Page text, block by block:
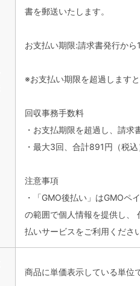
書を郵送いたします。
お支払い期限:請求書発行から
※お支払い期限を超過します
回収事務手数料
・お支払期限を超過し、請
・最大3回、合計891円（税込
注意事項
・「GMO後払い」はGMOペ
の範囲で個人情報を提供し、
払いサービスをご利用ください
商品に単価表示している単位